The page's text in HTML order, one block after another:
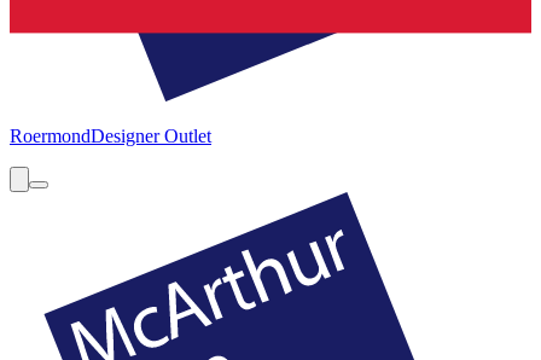
RoermondDesigner Outlet